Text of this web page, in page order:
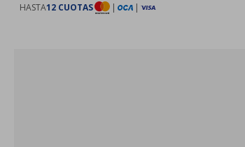
HASTA12 CUOTAS | |